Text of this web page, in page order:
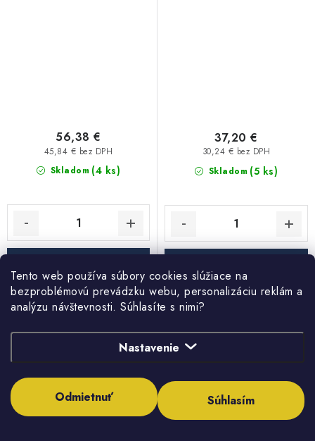
Tento web používa súbory cookies slúžiace na
bezproblémovú prevádzku webu, personalizáciu reklám a
analýzu návštevnosti. Súhlasíte s nimi?
Nastavenie
Odmietnuť Súhlasím
Skladom (4 ks)
45,84 € bez DPH
56,38 €
Skladom (5 ks)
30,24 € bez DPH
37,20 €
Bradas záhradná hadica
Bradas záhradná hadica